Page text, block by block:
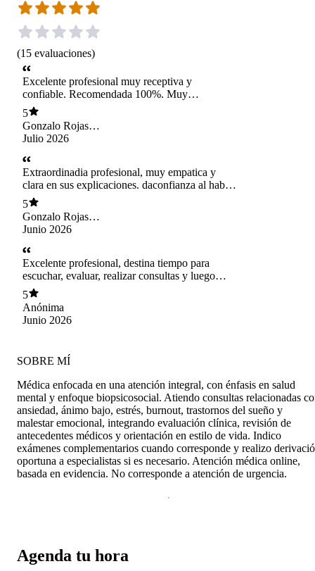
(15 evaluaciones)
Excelente profesional muy receptiva y
confiable. Recomendada 100%. Muy
profesional en el desarrollo de su labor.
5
Gonzalo Rojas
Aguilera
Julio 2026
Extraordinadia profesional, muy empatica y
clara en sus explicaciones. daconfianza al hablar
con ella. 100% recomendada
5
Gonzalo Rojas
Aguilera
Junio 2026
Excelente profesional, destina tiempo para
escuchar, evaluar, realizar consultas y luego
entregar opinión que ha sido totalmente asertiva,
por ende, el adecuado diagnóstico es clave para
comenzar con un proceso de recuperación (y
con ella se logra). Su preparación o formación
alta calidad de su atención, siempre con el foco
en el bienestar del paciente. Es puntual,
respetuosa, asertiva y empática. De todas
maneras resulta muy recomendable.
5
Anónima
Junio 2026
Agenda tu hora
SOBRE MÍ
Médica enfocada en una atención integral, con énfasis en salud
mental y enfoque biopsicosocial. Atiendo consultas relacionadas
ansiedad, ánimo bajo, estrés, burnout, trastornos del sueño y
malestar emocional, integrando evaluación clínica, revisión de
antecedentes médicos y orientación en estilo de vida. Indico
exámenes complementarios cuando corresponde y realizo
oportuna a especialistas si es necesario. Atención médica online,
basada en evidencia. No corresponde a atención de urgencia.